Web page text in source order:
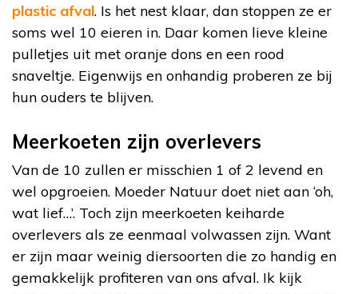
plastic afval. Is het nest klaar, dan stoppen ze er
soms wel 10 eieren in. Daar komen lieve kleine
pulletjes uit met oranje dons en een rood
snaveltje. Eigenwijs en onhandig proberen ze bij
hun ouders te blijven.
Meerkoeten zijn overlevers
Van de 10 zullen er misschien 1 of 2 levend en
wel opgroeien. Moeder Natuur doet niet aan ‘oh,
wat lief…’. Toch zijn meerkoeten keiharde
overlevers als ze eenmaal volwassen zijn. Want
er zijn maar weinig diersoorten die zo handig en
gemakkelijk profiteren van ons afval. Ik kijk